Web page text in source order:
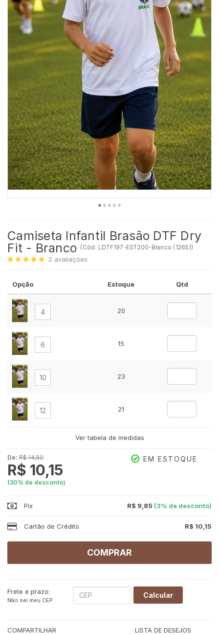
Camiseta Infantil Brasão DTF Dry
Fit - Branco ( Cód. LDTF197-EST200-Branco (1265))
2 avaliações
Opção Estoque Qtd
4 20
6 15
10 23
12 21
25
16
Ver tabela de medidas
De: R$ 14,50
R$ 10,15
(30% de desconto)
EM ESTOQUE
Pix R$ 9,85 (3% de desconto)
Cartão de Crédito R$ 10,15
COMPRAR
Frete e prazo:
Não sei meu CEP
Calcular
COMPARTILHAR LISTA DE DESEJOS